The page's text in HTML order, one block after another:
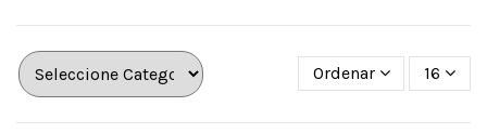
Ordenar 16